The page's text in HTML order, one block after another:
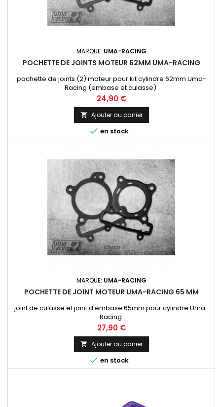
MARQUE: UMA-RACING
POCHETTE DE JOINTS MOTEUR 62MM UMA-RACING
pochette de joints (2) moteur pour kit cylindre 62mm Uma-
Racing (embase et culasse)
Prix
24,90 €
 Ajouter au panier
 en stock
MARQUE: UMA-RACING
POCHETTE DE JOINT MOTEUR UMA-RACING 65 MM
joint de culasse et joint d'embase 65mm pour cylindre Uma-
Racing
Prix
27,90 €
 Ajouter au panier
 en stock